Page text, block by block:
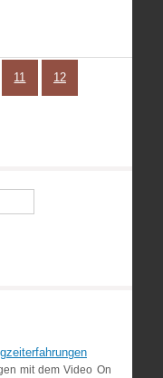
11 12
mit dem Video On